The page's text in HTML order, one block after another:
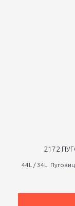
2172
44L / 34L.